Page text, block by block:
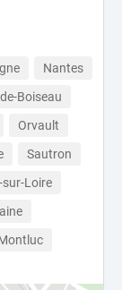
Nantes
Boiseau
Orvault
Sautron
sur-Loire